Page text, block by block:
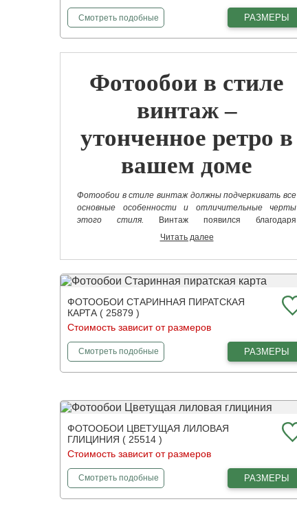
Смотретьфотообои
подобные Париж на кирпичной стенеРАЗМЕРЫ
Фотообои в стиле
винтаж –
утонченное ретро в
вашем доме
Фотообои в стиле винтаж должны подчеркивать все
основные особенности и отличительные черты
этого стиля. Винтаж появился благодаря
талантливому архитектору, которому не хватило денег
поэтому он дополнил антураж устаревшими деталями.
который очень быстро стал популярным.
У нас можно купить фотообои в стиле винтаж на стену,
которые будут идеально дополнять такие ретро-вещи
в вашем интерьере и создавать очень стильную,
уютную атмосферу.Поскольку винтаж подразумевает
смешивание ретро и прованса, в нем много нежных
деталей, цветочных мотивов.
У нас есть очень
В нашем интернет-магазине можно заказать фотообои
в стиле винтаж для помещения, декор которого
приближен к разным эпохам. Мы предлагаем
интересные вариации, которые отличаются качеством,
надёжностью и долговечностью.
только качественные и безопасные материалы
для печати.
Читать далее
ФОТООБОИ СТАРИННАЯ ПИРАТСКАЯ
КАРТА ( 25879 )
Стоимость зависит от размеров
Смотретьфотообои
подобные Старинная пиратская карта
РАЗМЕРЫ
ФОТООБОИ ЦВЕТУЩАЯ ЛИЛОВАЯ
ГЛИЦИНИЯ ( 25514 )
Стоимость зависит от размеров
Смотретьфотообои
подобные Цветущая лиловая глициния
РАЗМЕРЫ